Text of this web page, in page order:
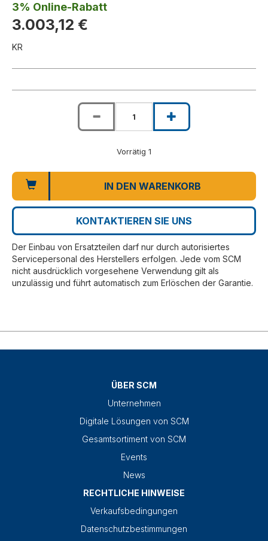
3% Online-Rabatt
3.003,12 €
KR
Vorrätig 1
IN DEN WARENKORB
KONTAKTIEREN SIE UNS
Der Einbau von Ersatzteilen darf nur durch autorisiertes
Servicepersonal des Herstellers erfolgen. Jede vom SCM
nicht ausdrücklich vorgesehene Verwendung gilt als
unzulässig und führt automatisch zum Erlöschen der Garantie.
ÜBER SCM
Unternehmen
Digitale Lösungen von SCM
Gesamtsortiment von SCM
Events
News
RECHTLICHE HINWEISE
Verkaufsbedingungen
Datenschutzbestimmungen